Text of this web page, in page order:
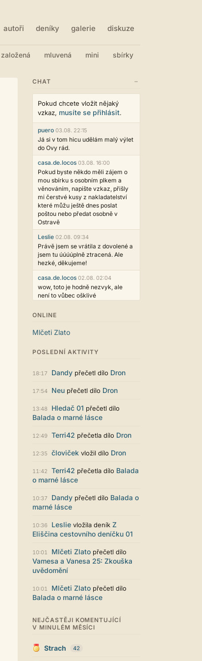
autoři deníky galerie diskuze
založená mluvená mini sbírky
CHAT −
Pokud chcete vložit nějaký
vzkaz, musíte se přihlásit.
puero 03.08. 22:15
Já si v tom hicu udělám malý výlet
do Ovy rád.
casa.de.locos 03.08. 16:00
Pokud byste někdo měli zájem o
mou sbírku s osobním plkem a
věnováním, napište vzkaz, přišly
mi čerstvé kusy z nakladatelství
které můžu ještě dnes poslat
poštou nebo předat osobně v
Ostravě
Leslie 02.08. 09:34
Právě jsem se vrátila z dovolené a
jsem tu úúúúplně ztracená. Ale
hezké, děkujeme!
casa.de.locos 02.08. 02:04
wow, toto je hodně nezvyk, ale
není to vůbec ošklivé
Už i počet přečtení jde vidět,
reklama co zasahovala do chatu je
myslím také už v pořádku,
Líbí se mi tmavá varianta nového
vzhledu. Na některých místech
mezery, ale když mě to bude štvát,
stylem... Celkově je styl dobře
funkční a příjemný. Podvedl se.
puero 29.07. 11:53
graficky promyšlené.
Santiago Dibla
Ahoj všem! Právě jsem publikoval
svou druhou sbírku. Dostupná je ve
přečtení! Sbírka nese název Já v
sobě, dostupná je například zde:
a-v-sobe-428529 Santiago :)
super práca, symbol toho, že to tu
ešte žije
Strach 26.07. 21:35
zvykani po tech x letech ale
zvykneme sei
Na mobilu to vypadá super :-)
chvilku jsem si zvykala, ale je to
ONLINE
Mlčeti Zlato
POSLEDNÍ AKTIVITY
18:17 Dandy přečetl dílo Dron
17:54 Neu přečetl dílo Dron
13:48 Hledač 01 přečetl dílo
Balada o marné lásce
12:49 Terri42 přečetla dílo Dron
12:35 človiček vložil dílo Dron
11:42 Terri42 přečetla dílo Balada
o marné lásce
10:37 Dandy přečetl dílo Balada o
marné lásce
10:36 Leslie vložila deník Z
Eliščina cestovního deníčku 01
10:01 Mlčeti Zlato přečetl dílo
Vamesa a Vanesa 25: Zkouška
uvědomění
10:01 Mlčeti Zlato přečetl dílo
Balada o marné lásce
NEJČASTĚJI KOMENTUJÍCÍ
V MINULÉM MĚSÍCI
Strach 42